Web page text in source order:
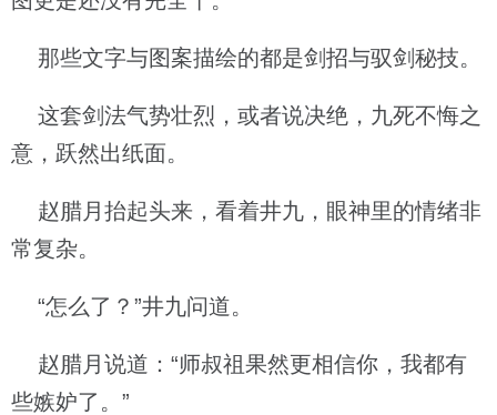
那些文字与图案描绘的都是剑招与驭剑秘技。
这套剑法气势壮烈，或者说决绝，九死不悔之
意，跃然出纸面。
赵腊月抬起头来，看着井九，眼神里的情绪非
常复杂。
“怎么了？”井九问道。
赵腊月说道：“师叔祖果然更相信你，我都有
些嫉妒了。”